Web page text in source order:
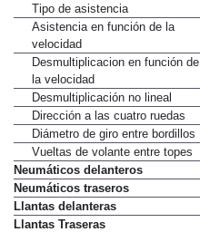
Tipo de asistencia
Asistencia en función de la
velocidad
Desmultiplicacion en función de
la velocidad
Desmultiplicación no lineal
Dirección a las cuatro ruedas
Diámetro de giro entre bordillos
Vueltas de volante entre topes
Neumáticos delanteros
Neumáticos traseros
Llantas delanteras
Llantas Traseras